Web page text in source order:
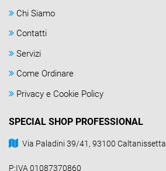
Chi Siamo
Contatti
Servizi
Come Ordinare
Privacy e Cookie Policy
SPECIAL SHOP PROFESSIONAL
Via Paladini 39/41, 93100 Caltanissetta
P:IVA 01087370860